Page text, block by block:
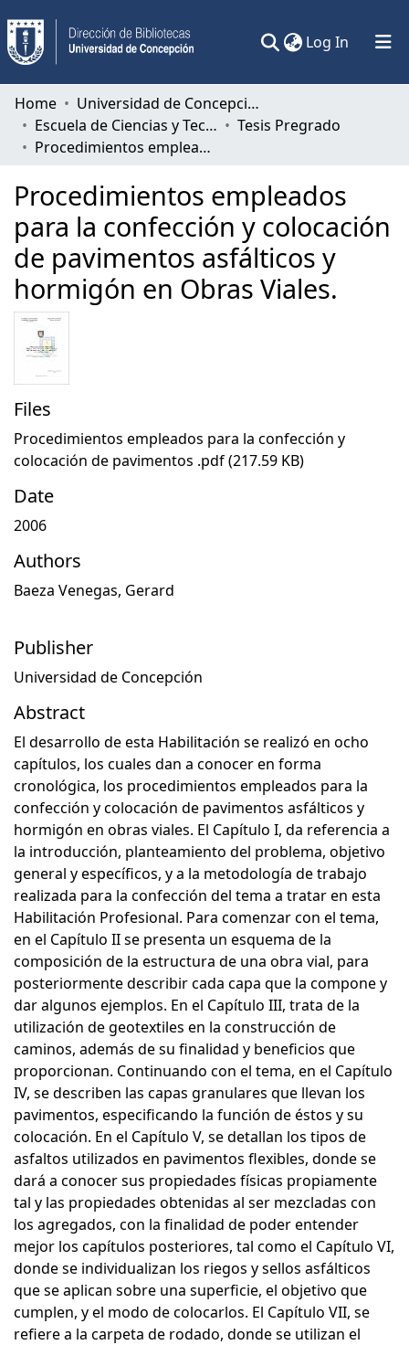
Log In (current)
Communities & Collections
All of DSpace
Home
Universidad de Concepción
Escuela de Ciencias y Tecnologías
Tesis Pregrado
Procedimientos empleados para la confección y colocación de pavimentos asfálticos y hormigón en Obras Viales.
Procedimientos empleados
para la confección y colocación
de pavimentos asfálticos y
hormigón en Obras Viales.
Files
Procedimientos empleados para la confección y
colocación de pavimentos .pdf(217.59 KB)
Date
2006
Authors
Baeza Venegas, Gerard
Publisher
Universidad de Concepción
Abstract
El desarrollo de esta Habilitación se realizó en ocho
capítulos, los cuales dan a conocer en forma
cronológica, los procedimientos empleados para la
confección y colocación de pavimentos asfálticos y
hormigón en obras viales. El Capítulo I, da referencia a
la introducción, planteamiento del problema, objetivo
general y específicos, y a la metodología de trabajo
realizada para la confección del tema a tratar en esta
Habilitación Profesional. Para comenzar con el tema,
en el Capítulo II se presenta un esquema de la
composición de la estructura de una obra vial, para
posteriormente describir cada capa que la compone y
dar algunos ejemplos. En el Capítulo III, trata de la
utilización de geotextiles en la construcción de
caminos, además de su finalidad y beneficios que
proporcionan. Continuando con el tema, en el Capítulo
IV, se describen las capas granulares que llevan los
pavimentos, especificando la función de éstos y su
colocación. En el Capítulo V, se detallan los tipos de
asfaltos utilizados en pavimentos flexibles, donde se
dará a conocer sus propiedades físicas propiamente
tal y las propiedades obtenidas al ser mezcladas con
los agregados, con la finalidad de poder entender
mejor los capítulos posteriores, tal como el Capítulo VI,
donde se individualizan los riegos y sellos asfálticos
que se aplican sobre una superficie, el objetivo que
cumplen, y el modo de colocarlos. El Capítulo VII, se
refiere a la carpeta de rodado, donde se utilizan el